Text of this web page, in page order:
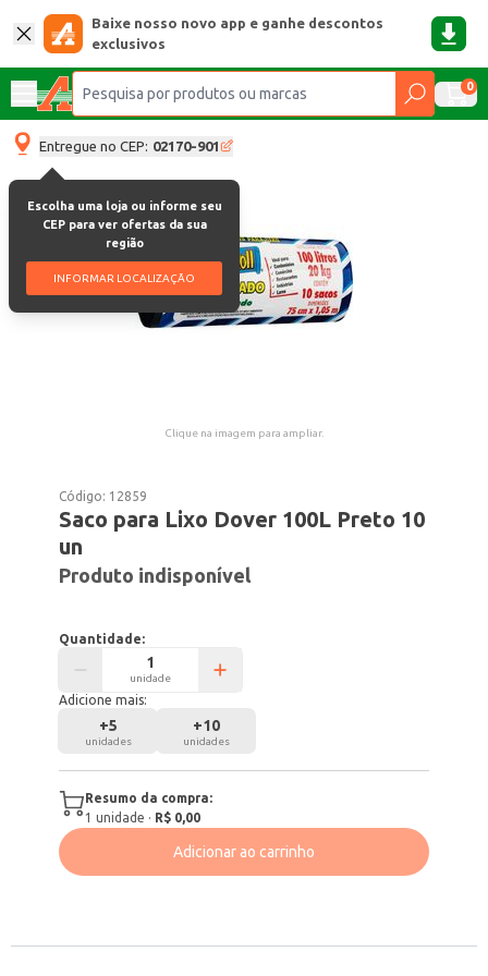
Baixe nosso novo app e ganhe descontos
exclusivos
0
Entregue no CEP: 02170-901
Escolha uma loja ou informe seu
CEP para ver ofertas da sua
região
INFORMAR LOCALIZAÇÃO
Clique na imagem para ampliar.
Código: 12859
Saco para Lixo Dover 100L Preto 10
un
Produto indisponível
Quantidade:
unidade
Adicione mais:
+5
unidades
+10
unidades
Resumo da compra:
1 unidade · R$ 0,00
Adicionar ao carrinho